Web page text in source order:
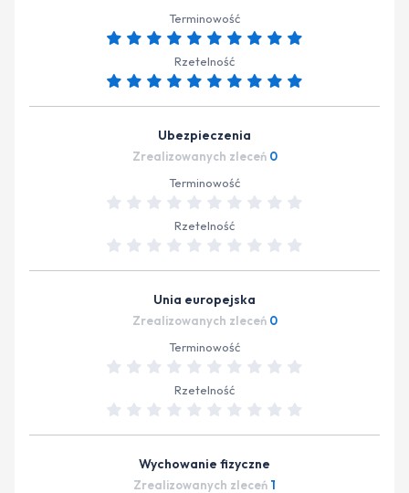
Terminowość
Rzetelność
Ubezpieczenia
Zrealizowanych zleceń 0
Terminowość
Rzetelność
Unia europejska
Zrealizowanych zleceń 0
Terminowość
Rzetelność
Wychowanie fizyczne
Zrealizowanych zleceń 1